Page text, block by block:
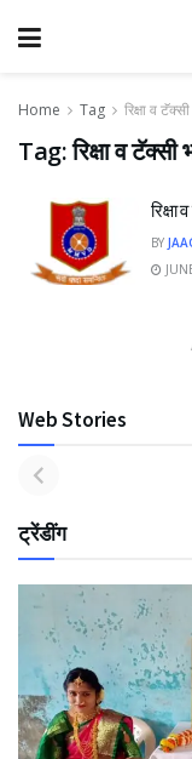
Home Tag रिक्षा व
Tag:रिक्षा व टॅक्सी
BY
Web Stories
ट्रेंडींग